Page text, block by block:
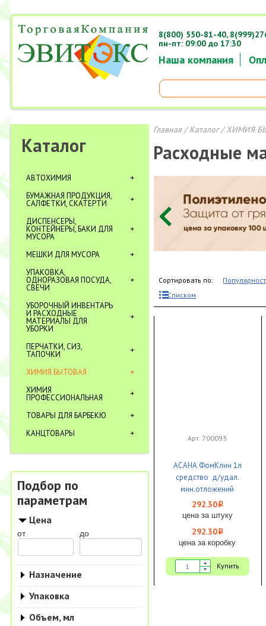
Наша компания
8(800) 550-81-40,
пн-пт: 09:00 до 17:30
Каталог
АВТОХИМИЯ
БУМАЖНАЯ ПРОДУКЦИЯ,
САЛФЕТКИ, СКАТЕРТИ
ДИСПЕНСЕРЫ,
КОНТЕЙНЕРЫ, БАКИ ДЛЯ
МУСОРА
МЕШКИ ДЛЯ МУСОРА
УПАКОВКА,
ОДНОРАЗОВАЯ ПОСУДА,
СВЕЧИ
УБОРОЧНЫЙ ИНВЕНТАРЬ
И РАСХОДНЫЕ
МАТЕРИАЛЫ ДЛЯ
УБОРКИ
ПЕРЧАТКИ, СИЗ,
ТАПОЧКИ
ХИМИЯ БЫТОВАЯ
ХИМИЯ
ПРОФЕССИОНАЛЬНАЯ
ТОВАРЫ ДЛЯ БАРБЕКЮ
КАНЦТОВАРЫ
Подбор по
параметрам
Цена
от до
Назначение
Упаковка
Объем, мл
Главная/Каталог/ХИМИЯ
Расходные
Сортировать по:
Списком
Арт. 700093
АСАНА ФомКлин 1л
средство д/удал.
мин.отложений
кислотное пенное 1/1
292.30i
цена за штуку
292.30i
цена за коробку
Купить